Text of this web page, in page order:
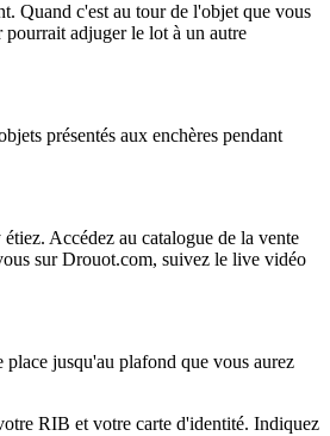
Quand c'est au tour de l'objet que vous
pourrait adjuger le lot à un autre
présentés aux enchères pendant
Accédez au catalogue de la vente
sur Drouot.com, suivez le live vidéo
place jusqu'au plafond que vous aurez
RIB et votre carte d'identité. Indiquez